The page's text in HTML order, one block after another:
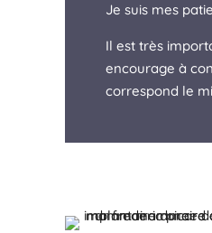
Je suis mes
Il est très
encourage à
correspond le